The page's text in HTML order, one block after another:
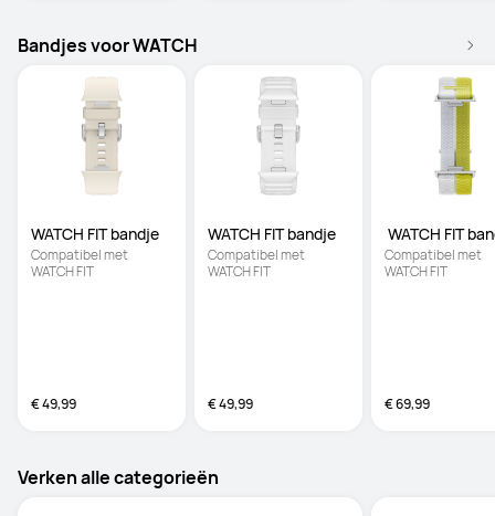
Bandjes voor WATCH
WATCH FIT bandje
Compatibel met
WATCH FIT
€ 49,99
WATCH FIT bandje
Compatibel met
WATCH FIT
€ 49,99
WATCH FIT
Compatibel met
WATCH FIT
€ 69,99
Verken alle categorieën